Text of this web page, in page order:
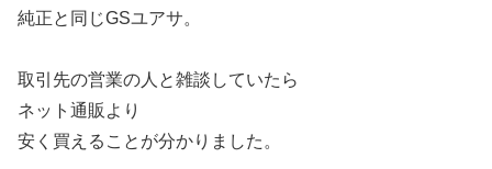
純正と同じGSユアサ。
取引先の営業の人と雑談していたら
ネット通販より
安く買えることが分かりました。